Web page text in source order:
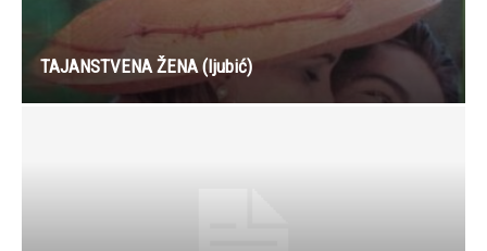
TAJANSTVENA ŽENA (ljubić)